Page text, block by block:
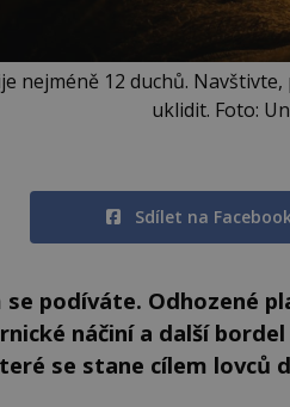
nejméně 12 duchů.
uklidit. Foto:
Sdílet na
se podíváte. Odhozené
náčiní a další
se stane cílem lovců